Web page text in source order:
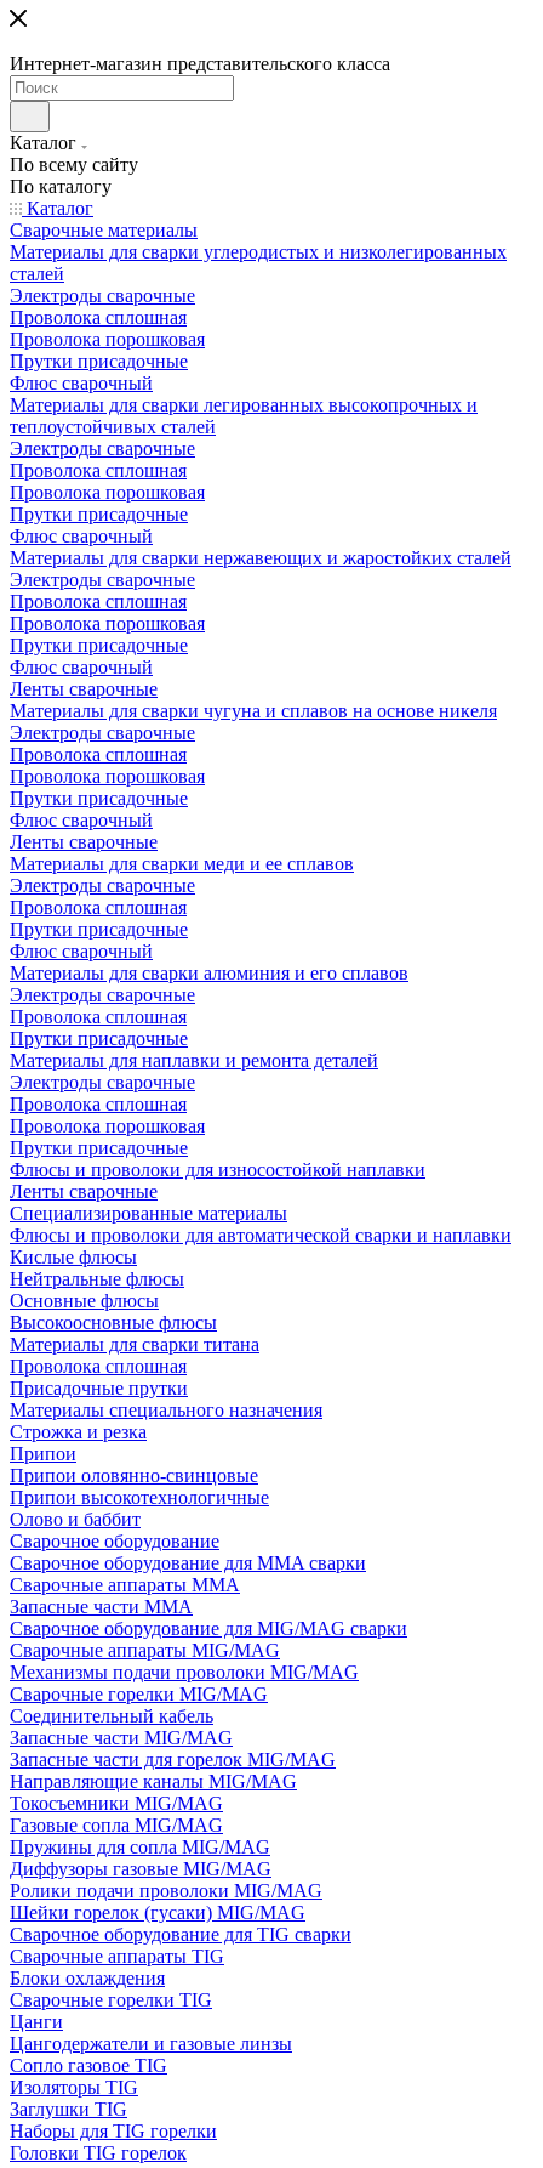
Интернет-магазин представительского класса
Каталог
По всему сайту
По каталогу
Каталог
Сварочные материалы
Материалы для сварки углеродистых и низколегированных
сталей
Электроды сварочные
Проволока сплошная
Проволока порошковая
Прутки присадочные
Флюс сварочный
Материалы для сварки легированных высокопрочных и
теплоустойчивых сталей
Электроды сварочные
Проволока сплошная
Проволока порошковая
Прутки присадочные
Флюс сварочный
Материалы для сварки нержавеющих и жаростойких сталей
Электроды сварочные
Проволока сплошная
Проволока порошковая
Прутки присадочные
Флюс сварочный
Ленты сварочные
Материалы для сварки чугуна и сплавов на основе никеля
Электроды сварочные
Проволока сплошная
Проволока порошковая
Прутки присадочные
Флюс сварочный
Ленты сварочные
Материалы для сварки меди и ее сплавов
Электроды сварочные
Проволока сплошная
Прутки присадочные
Флюс сварочный
Материалы для сварки алюминия и его сплавов
Электроды сварочные
Проволока сплошная
Прутки присадочные
Материалы для наплавки и ремонта деталей
Электроды сварочные
Проволока сплошная
Проволока порошковая
Прутки присадочные
Флюсы и проволоки для износостойкой наплавки
Ленты сварочные
Специализированные материалы
Флюсы и проволоки для автоматической сварки и наплавки
Кислые флюсы
Нейтральные флюсы
Основные флюсы
Высокоосновные флюсы
Материалы для сварки титана
Проволока сплошная
Присадочные прутки
Материалы специального назначения
Строжка и резка
Припои
Припои оловянно-свинцовые
Припои высокотехнологичные
Олово и баббит
Сварочное оборудование
Сварочное оборудование для MMA сварки
Сварочные аппараты MMA
Запасные части MMA
Сварочное оборудование для MIG/MAG сварки
Сварочные аппараты MIG/MAG
Механизмы подачи проволоки MIG/MAG
Сварочные горелки MIG/MAG
Соединительный кабель
Запасные части MIG/MAG
Запасные части для горелок MIG/MAG
Направляющие каналы MIG/MAG
Токосъемники MIG/MAG
Газовые сопла MIG/MAG
Пружины для сопла MIG/MAG
Диффузоры газовые MIG/MAG
Ролики подачи проволоки MIG/MAG
Шейки горелок (гусаки) MIG/MAG
Сварочное оборудование для TIG сварки
Сварочные аппараты TIG
Блоки охлаждения
Сварочные горелки TIG
Цанги
Цангодержатели и газовые линзы
Сопло газовое TIG
Изоляторы TIG
Заглушки TIG
Наборы для TIG горелки
Головки TIG горелок